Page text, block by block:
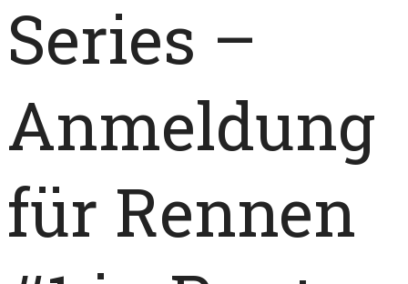
Series –
Anmeldung
für Rennen